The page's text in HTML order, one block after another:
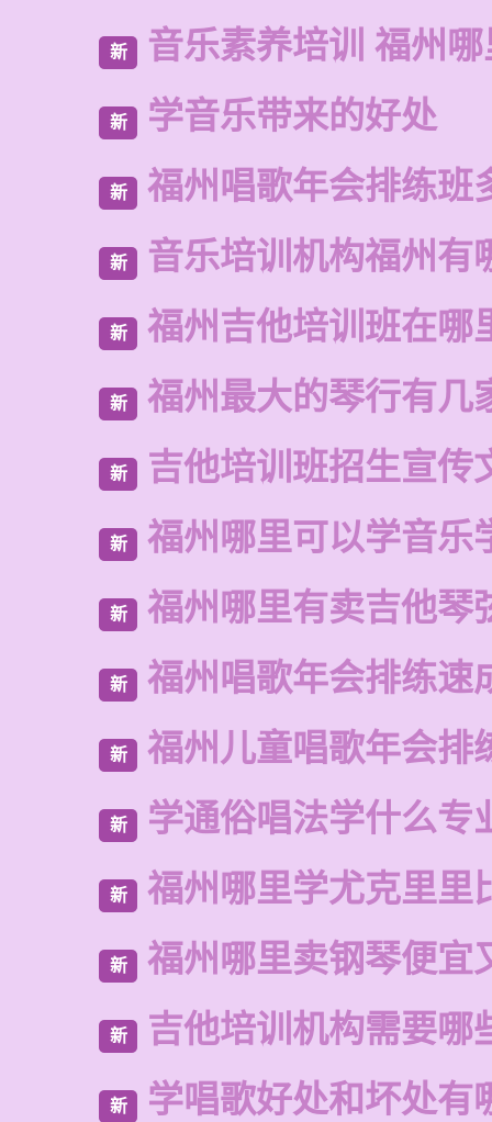
新 音乐素养培训 福州
新 学音乐带来的好处
新 福州唱歌年会排练班
新 音乐培训机构福州有
新 福州吉他培训班在哪
新 福州最大的琴行有几
新 吉他培训班招生宣传
新 福州哪里可以学音乐
新 福州哪里有卖吉他琴
新 福州唱歌年会排练速
新 福州儿童唱歌年会排
新 学通俗唱法学什么专
新 福州哪里学尤克里里
新 福州哪里卖钢琴便宜
新 吉他培训机构需要哪
新 学唱歌好处和坏处有